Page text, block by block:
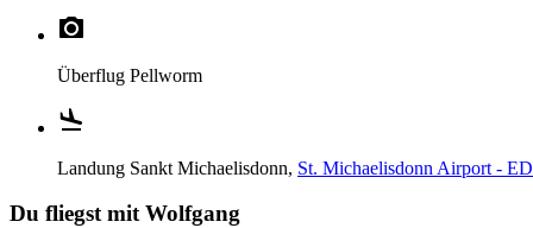
Überflug Pellworm
Landung Sankt Michaelisdonn, St. Michaelisdonn Airport -
Du fliegst mit Wolfgang